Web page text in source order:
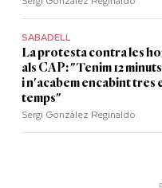
SABADELL
La protesta contra les
als CAP: "Tenim 12
i n'acabem encabint tres
temps"
Sergi Gonzàlez Reginaldo